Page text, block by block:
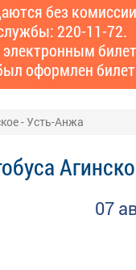
без
220-11-72.
электронным
оформлен
- Усть-Анжа
07